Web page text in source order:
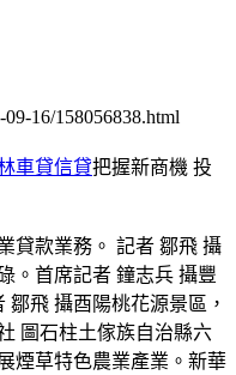
16/158056838.html
車貸信貸把握新商機 投
貸款業務。 記者 鄒飛 攝
。首席記者 鐘志兵 攝豐
飛 攝酉陽桃花源景區，
圖石柱土傢族自治縣六
煙草特色農業產業。新華